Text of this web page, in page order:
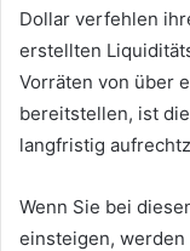
Dollar verfehlen
erstellten
Vorräten von über
bereitstellen, ist
langfristig
Wenn Sie bei
einsteigen, werden